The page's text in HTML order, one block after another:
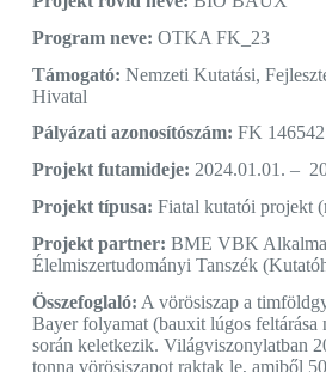
Program neve: OTKA FK_23
Támogató: Nemzeti Kutatási,
Hivatal
Pályázati azonosítószám: FK 146542
Projekt futamideje: 2024.01.01. –
Projekt típusa: Fiatal kutatói projekt
Projekt partner: BME VBK
Élelmiszertudományi Tanszék
Összefoglaló: A vörösiszap a
Bayer folyamat (bauxit lúgos feltárása
során keletkezik. Világviszonylatban
tonna vörösiszapot raktak le, amiből